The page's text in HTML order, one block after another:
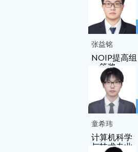
张益铭
NOIP提高组
一等奖
童希玮
计算机科学
与技术专业